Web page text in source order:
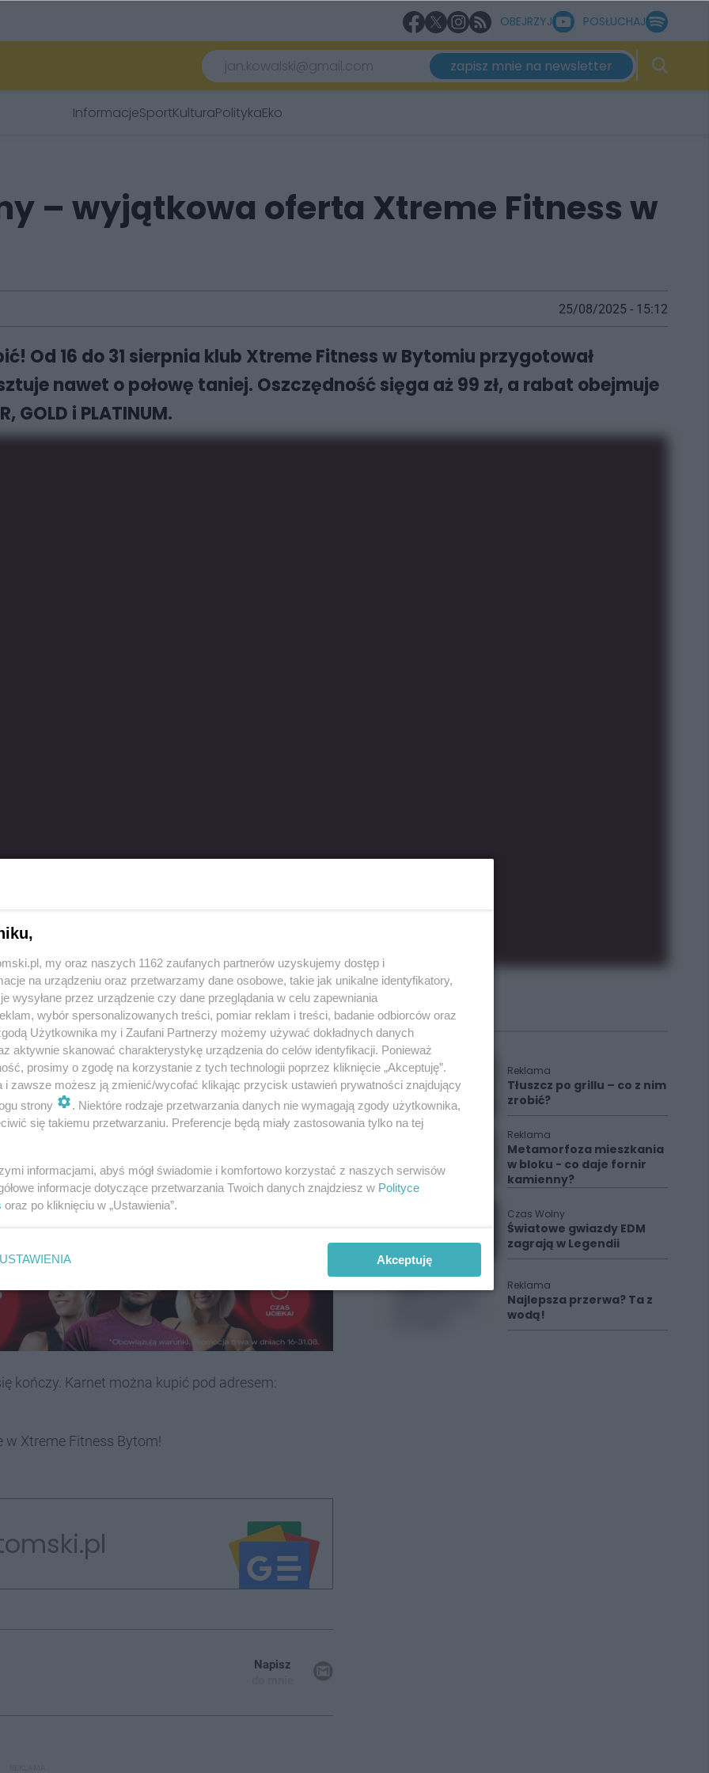
OBEJRZYJ POSŁUCHAJ
zapisz mnie na newsletter
InformacjeSportKulturaPolitykaEko
– wyjątkowa oferta Xtreme Fitness w
25/08/2025 - 15:12
Od 16 do 31 sierpnia klub Xtreme Fitness w Bytomiu przygotował
nawet o połowę taniej. Oszczędność sięga aż 99 zł, a rabat obejmuje
i PLATINUM.
moment, by wejść w nowy miesiąc z energią i
stref treningowych, szeroką gamę zajęć
i sylwetką. Dołączenie do Xtreme Fitness to
się wspierają i inspirują.
z aktywnością fizyczną, czy od lat trenujesz
dowolne godziny i bogata oferta zajęć pozwalają
Aby skorzystać z rabatu, wystarczy podczas
kończy. Karnet można kupić pod adresem:
w Xtreme Fitness Bytom!
Napisz
Polecane
Reklama
Tłuszcz po grillu – co z nim
zrobić?
Reklama
Metamorfoza mieszkania
w bloku - co daje fornir
kamienny?
Czas Wolny
Światowe gwiazdy EDM
zagrają w Legendii
Reklama
Najlepsza przerwa? Ta z
wodą!
my oraz naszych 1162 zaufanych partnerów uzyskujemy dostęp i
na urządzeniu oraz przetwarzamy dane osobowe, takie jak unikalne identyfikatory,
wysyłane przez urządzenie czy dane przeglądania w celu zapewniania
wybór spersonalizowanych treści, pomiar reklam i treści, badanie odbiorców oraz
Użytkownika my i Zaufani Partnerzy możemy używać dokładnych danych
aktywnie skanować charakterystykę urządzenia do celów identyfikacji. Ponieważ
prosimy o zgodę na korzystanie z tych technologii poprzez kliknięcie „Akceptuję”.
i zawsze możesz ją zmienić/wycofać klikając przycisk ustawień prywatności znajdujący
strony
. Niektóre rodzaje przetwarzania danych nie wymagają zgody użytkownika,
się takiemu przetwarzaniu. Preferencje będą miały zastosowania tylko na tej
informacjami, abyś mógł świadomie i komfortowo korzystać z naszych serwisów
informacje dotyczące przetwarzania Twoich danych znajdziesz w Polityce
oraz po kliknięciu w „Ustawienia”.
USTAWIENIA Akceptuję